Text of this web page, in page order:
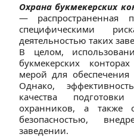
Охрана букмекерских
— распространенная
специфическими
деятельностью таких
В целом,
букмекерских
мерой для обеспечения
Однако,
качества
охранников, а также
безопасностью,
заведении.